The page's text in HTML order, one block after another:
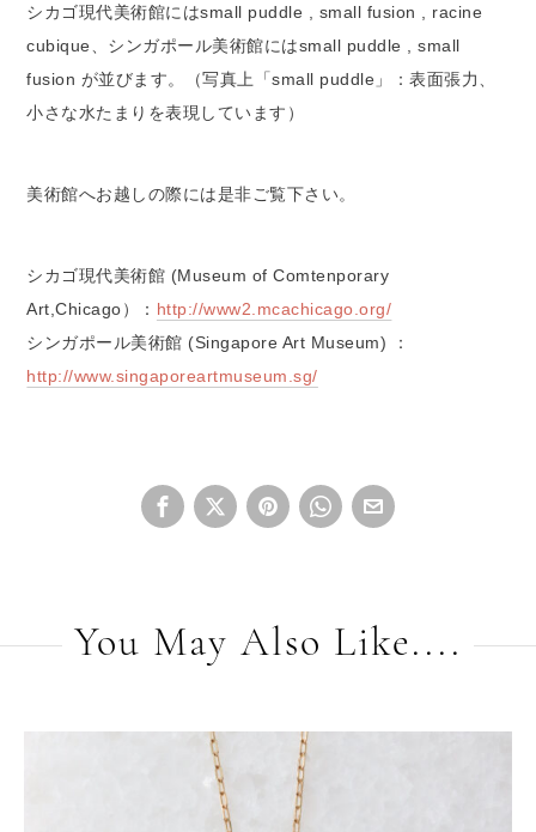
シカゴ現代美術館にはsmall puddle , small fusion , racine
cubique、シンガポール美術館にはsmall puddle , small
fusion が並びます。（写真上「small puddle」：表面張力、
小さな水たまりを表現しています）
美術館へお越しの際には是非ご覧下さい。
シカゴ現代美術館 (Museum of Comtenporary
Art,Chicago）： http://www2.mcachicago.org/
シンガポール美術館 (Singapore Art Museum) ：
http://www.singaporeartmuseum.sg/
You May Also Like....